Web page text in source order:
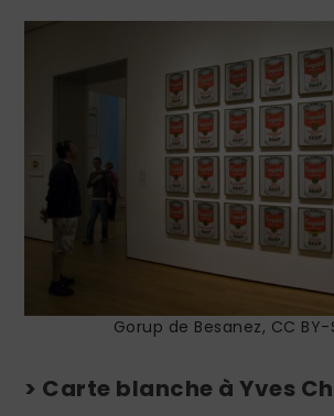
Gorup de Besanez, CC BY-
> Carte blanche à Yves